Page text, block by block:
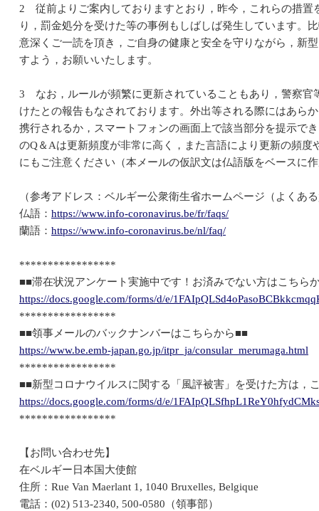
2 従前よりご案内しておりますとおり，昨今，これらの措置
り，罰金処分を受けた等の事例もしばしば発生しています。
意深くご一読を頂き，ご自身の健康と安全を守りながら，新
すよう，お願いいたします。
3 なお，ルールが頻繁に更新されていることもあり，警察官
けたとの報告もなされております。外出等される際にはあら
携行されるか，スマートフォンの画面上で該当部分を提示で
のQ＆Aは更新頻度が非常に高く，また言語により更新の頻
にもご注意ください（本メールの仮訳文は仏語版をベースに
（参考アドレス：ベルギー公衆衛生省ホームページ（よくあ
仏語： https://www.info-coronavirus.be/fr/faqs/
蘭語： https://www.info-coronavirus.be/nl/faq/
*****************
■■滞在状況アンケート実施中です！お済みでない方はこちら
https://docs.google.com/forms/d/e/
*****************
■■領事メールのバックナンバーはこちらから■■
https://www.be.emb-japan.go.jp/itpr_ja/consular_merumaga.html
*****************
■■新型コロナウイルスに関する「風評被害」を受けた方は，
https://docs.google.com/forms/d/e/
*****************
【お問い合わせ先】
在ベルギー日本国大使館
住所：Rue Van Maerlant 1, 1040 Bruxelles, Belgique
電話：(02) 513-2340, 500-0580（領事部）